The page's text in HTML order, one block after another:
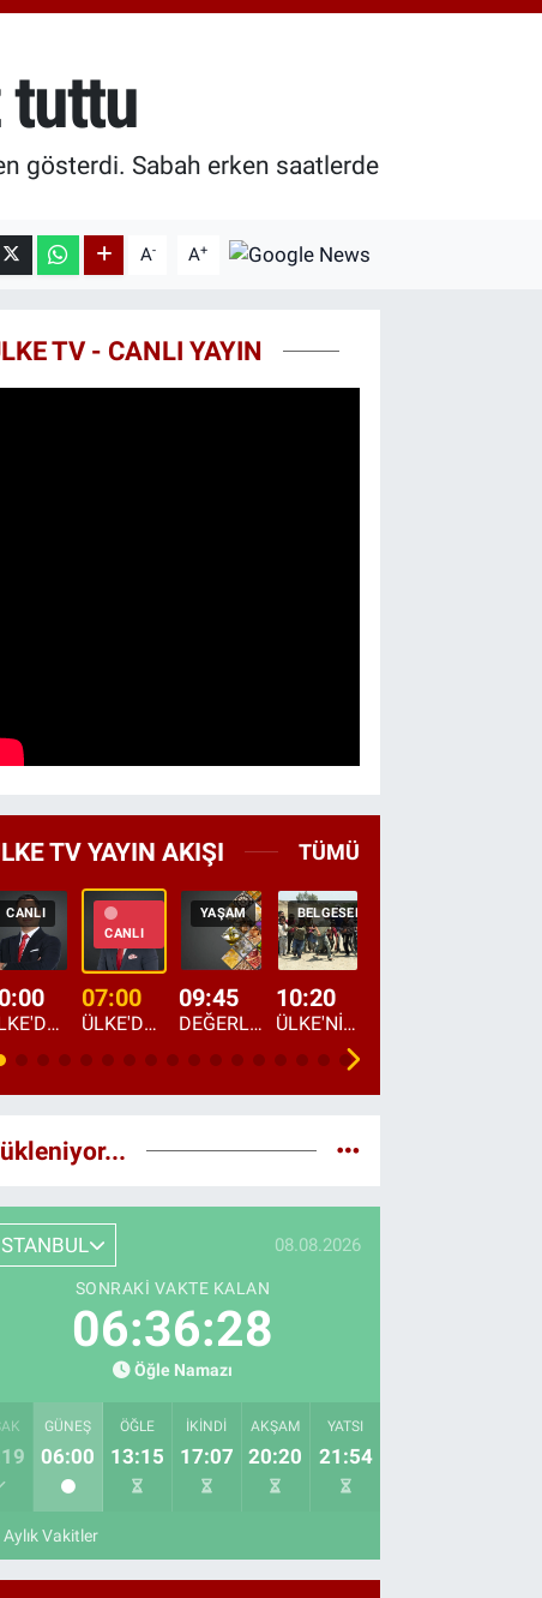
tuttu
gösterdi. Sabah erken saatlerde
A- A+
TV - CANLI YAYIN
TV YAYIN AKIŞI TÜMÜ
CANLI
ÜLKE'DE BU GECE
CANLI
07:00
ÜLKE'DE HAFTA SONU
YAŞAM
09:45
DEĞERLERİN DAVETİ
BELGESEL
10:20
ÜLKE'NİN ÇOCUKLARI
08.08.2026
SONRAKI VAKTE KALAN
06:36:26
Öğle Namazı
GÜNEŞ
06:00
ÖĞLE
13:15
İKINDI
17:07
AKŞAM
20:20
YATSI
21:54
Aylık Vakitler